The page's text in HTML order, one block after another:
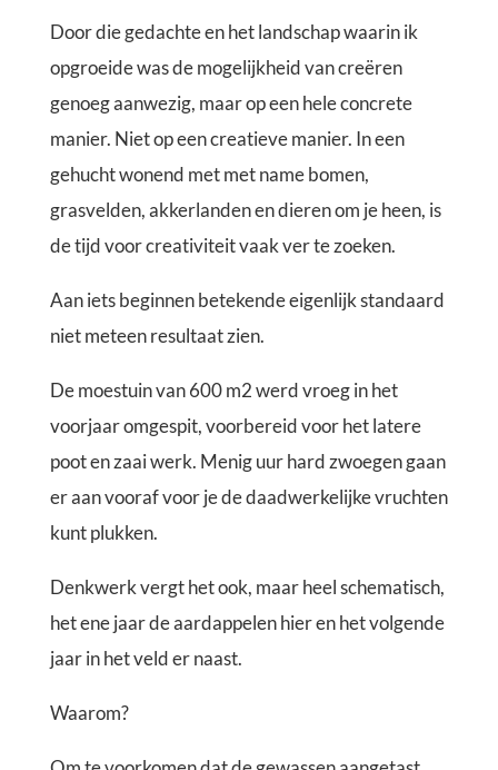
Door die gedachte en het landschap waarin ik
opgroeide was de mogelijkheid van creëren
genoeg aanwezig, maar op een hele concrete
manier. Niet op een creatieve manier. In een
gehucht wonend met met name bomen,
grasvelden, akkerlanden en dieren om je heen, is
de tijd voor creativiteit vaak ver te zoeken.
Aan iets beginnen betekende eigenlijk standaard
niet meteen resultaat zien.
De moestuin van 600 m2 werd vroeg in het
voorjaar omgespit, voorbereid voor het latere
poot en zaai werk. Menig uur hard zwoegen gaan
er aan vooraf voor je de daadwerkelijke vruchten
kunt plukken.
Denkwerk vergt het ook, maar heel schematisch,
het ene jaar de aardappelen hier en het volgende
jaar in het veld er naast.
Waarom?